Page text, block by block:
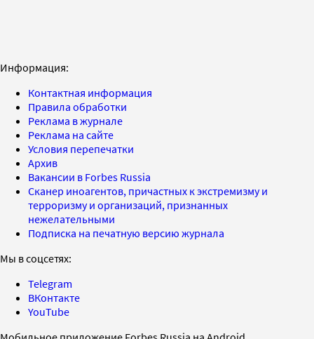
Информация:
Контактная информация
Правила обработки
Реклама в журнале
Реклама на сайте
Условия перепечатки
Архив
Вакансии в Forbes Russia
Сканер иноагентов, причастных к экстремизму и
терроризму и организаций, признанных
нежелательными
Подписка на печатную версию журнала
Мы в соцсетях:
Telegram
ВКонтакте
YouTube